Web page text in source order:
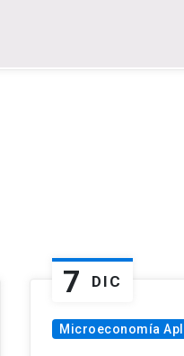
7 DIC
Microeconomía